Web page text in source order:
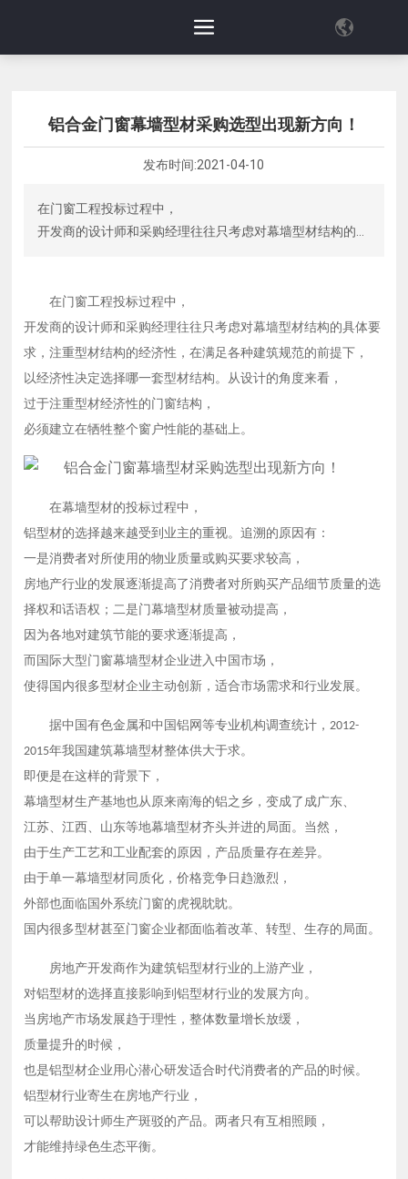
铝合金门窗幕墙型材采购选型出现新方向！
发布时间:2021-04-10
在门窗工程投标过程中，
开发商的设计师和采购经理往往只考虑对幕墙型材结构的具
以经济性决定选择哪一套型材结构。从设计的角度来看，
过于注重型材经济性的门窗结构，
必须建立在牺牲整个窗户性能的基础上。
在门窗工程投标过程中，
开发商的设计师和采购经理往往只考虑对幕墙型材结构的具体要
求，注重型材结构的经济性，在满足各种建筑规范的前提下，
以经济性决定选择哪一套型材结构。从设计的角度来看，
过于注重型材经济性的门窗结构，
必须建立在牺牲整个窗户性能的基础上。
在幕墙型材的投标过程中，
铝型材的选择越来越受到业主的重视。追溯的原因有：
一是消费者对所使用的物业质量或购买要求较高，
房地产行业的发展逐渐提高了消费者对所购买产品细节质量的选
择权和话语权；二是门幕墙型材质量被动提高，
因为各地对建筑节能的要求逐渐提高，
而国际大型门窗幕墙型材企业进入中国市场，
使得国内很多型材企业主动创新，适合市场需求和行业发展。
据中国有色金属和中国铝网等专业机构调查统计，2012-
2015年我国建筑幕墙型材整体供大于求。
即便是在这样的背景下，
幕墙型材生产基地也从原来南海的铝之乡，变成了成广东、
江苏、江西、山东等地幕墙型材齐头并进的局面。当然，
由于生产工艺和工业配套的原因，产品质量存在差异。
由于单一幕墙型材同质化，价格竞争日趋激烈，
外部也面临国外系统门窗的虎视眈眈。
国内很多型材甚至门窗企业都面临着改革、转型、生存的局面。
房地产开发商作为建筑铝型材行业的上游产业，
对铝型材的选择直接影响到铝型材行业的发展方向。
当房地产市场发展趋于理性，整体数量增长放缓，
质量提升的时候，
也是铝型材企业用心潜心研发适合时代消费者的产品的时候。
铝型材行业寄生在房地产行业，
可以帮助设计师生产斑驳的产品。两者只有互相照顾，
才能维持绿色生态平衡。